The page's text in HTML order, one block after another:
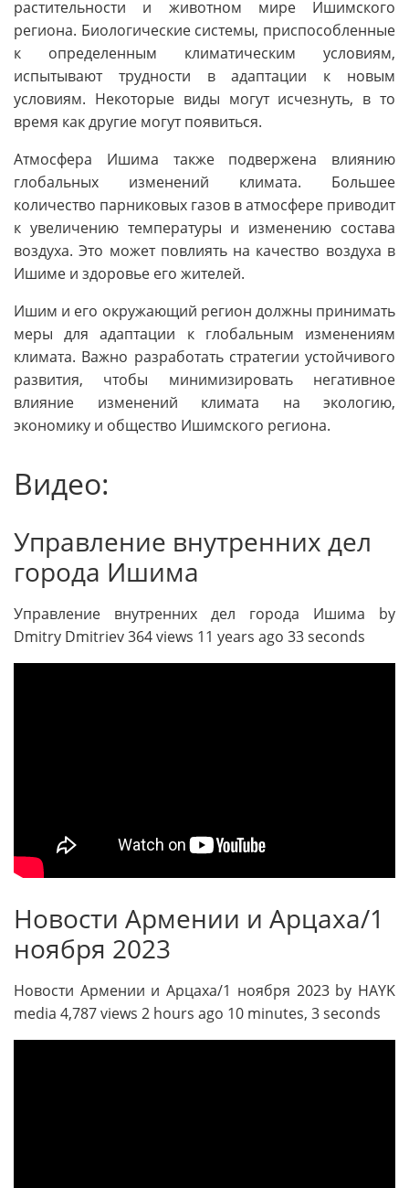
растительности и животном мире Ишимского
региона. Биологические системы, приспособленные
к определенным климатическим условиям,
испытывают трудности в адаптации к новым
условиям. Некоторые виды могут исчезнуть, в то
время как другие могут появиться.
Атмосфера Ишима также подвержена влиянию
глобальных изменений климата. Большее
количество парниковых газов в атмосфере приводит
к увеличению температуры и изменению состава
воздуха. Это может повлиять на качество воздуха в
Ишиме и здоровье его жителей.
Ишим и его окружающий регион должны принимать
меры для адаптации к глобальным изменениям
климата. Важно разработать стратегии устойчивого
развития, чтобы минимизировать негативное
влияние изменений климата на экологию,
экономику и общество Ишимского региона.
Видео:
Управление внутренних дел
города Ишима
Управление внутренних дел города Ишима by
Dmitry Dmitriev 364 views 11 years ago 33 seconds
Новости Армении и Арцаха/1
ноября 2023
Новости Армении и Арцаха/1 ноября 2023 by HAYK
media 4,787 views 2 hours ago 10 minutes, 3 seconds